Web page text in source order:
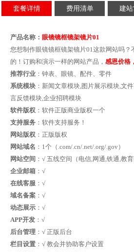
套餐详情 费用清单 建
产品名称： 眼镜镜框镜架镜片01
您想制作眼镜镜框镜架镜片01这款网站吗？
的！订购和演示一样的网站产品， 感恩价格
推荐行业：钟表、眼镜、配件、零件
系统模块：新闻文章模块,图片展示模块,文
言反馈模块,企业招聘模块
软件版权：软件正版商业版权一个
支持服务：软件支持服务！
网站版权：正版版权
网站域名 ：1个（.com/.cn/.net/.org/.gov）
网站空间 ：√ 五线空间（电信,网通,铁通,教育
企业邮箱：√
在线客服：√
域名备案：√
动态展示：√
APP开发：√
后台管理：√ 正版后台
栏目设置：√ 教会并协助客户设置